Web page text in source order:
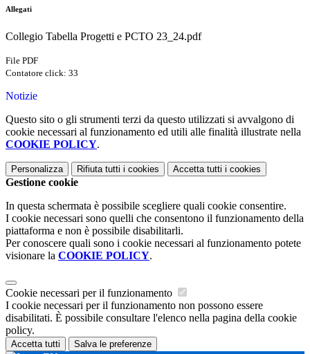
Allegati
Collegio Tabella Progetti e PCTO 23_24.pdf
File PDF
Contatore click: 33
Notizie
Questo sito o gli strumenti terzi da questo utilizzati si avvalgono di
cookie necessari al funzionamento ed utili alle finalità illustrate nella
COOKIE POLICY.
Personalizza Rifiuta tutti i cookies Accetta tutti i cookies
Gestione cookie
In questa schermata è possibile scegliere quali cookie consentire.
I cookie necessari sono quelli che consentono il funzionamento della
piattaforma e non è possibile disabilitarli.
Per conoscere quali sono i cookie necessari al funzionamento potete
visionare la COOKIE POLICY.
Cookie necessari per il funzionamento
I cookie necessari per il funzionamento non possono essere
disabilitati. È possibile consultare l'elenco nella pagina della cookie
policy.
Accetta tutti Salva le preferenze